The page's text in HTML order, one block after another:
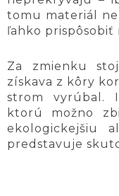
tomu materiál
ľahko
Za zmienku
získava z kôry
strom vyrúbal.
ktorú možno
ekologickejšiu
predstavuje